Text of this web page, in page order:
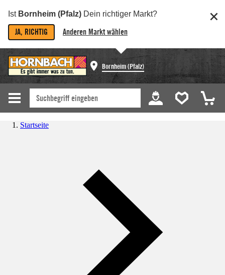
Ist Bornheim (Pfalz) Dein richtiger Markt?
JA, RICHTIG Anderen Markt wählen
Bornheim (Pfalz)
Startseite